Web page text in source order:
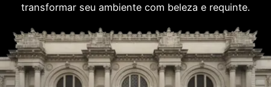
transformar seu ambiente com beleza e requinte.